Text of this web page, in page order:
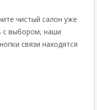
чистый салон уже
с выбором, наши
связи находятся